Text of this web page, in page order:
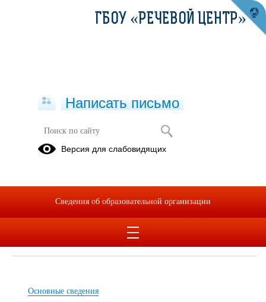
Документ о заключенных и
международными организациями по
вопросам образования и науки
Основные сведения
ГБОУ «РЕЧЕВОЙ ЦЕНТР»
Написать письмо
Версия для слабовидящих
Сведения об образовательной организации